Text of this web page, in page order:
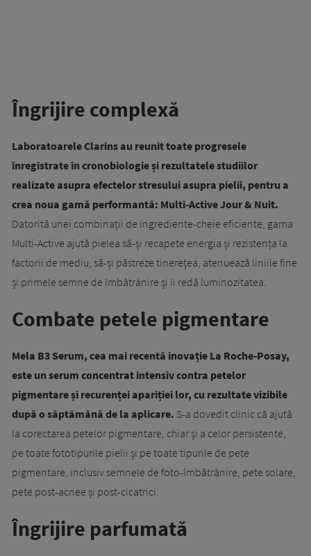
Îngrijire complexă
Laboratoarele Clarins au reunit toate progresele
înregistrate în cronobiologie și rezultatele studiilor
realizate asupra efectelor stresului asupra pielii, pentru a
crea noua gamă performantă: Multi-Active Jour & Nuit.
Datorită unei combinații de ingrediente-cheie eficiente, gama
Multi-Active ajută pielea să-și recapete energia și rezistența la
factorii de mediu, să-și păstreze tinerețea, atenuează liniile fine
și primele semne de îmbătrânire și îi redă luminozitatea.
Combate petele pigmentare
Mela B3 Serum, cea mai recentă inovație La Roche-Posay,
este un serum concentrat intensiv contra petelor
pigmentare și recurenței apariției lor, cu rezultate vizibile
după o săptămână de la aplicare. S-a dovedit clinic că ajută
la corectarea petelor pigmentare, chiar și a celor persistente,
pe toate fototipurile pielii și pe toate tipurile de pete
pigmentare, inclusiv semnele de foto-îmbătrânire, pete solare,
pete post-acnee și post-cicatrici.
Îngrijire parfumată